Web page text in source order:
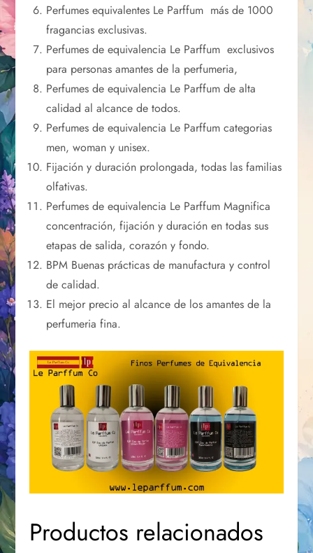
Perfumes equivalentes Le Parffum más de 1000
fragancias exclusivas.
Perfumes de equivalencia Le Parffum exclusivos
para personas amantes de la perfumeria,
Perfumes de equivalencia Le Parffum de alta
calidad al alcance de todos.
Perfumes de equivalencia Le Parffum categorias
men, woman y unisex.
Fijación y duración prolongada, todas las familias
olfativas.
Perfumes de equivalencia Le Parffum Magnifica
concentración, fijación y duración en todas sus
etapas de salida, corazón y fondo.
BPM Buenas prácticas de manufactura y control
de calidad.
El mejor precio al alcance de los amantes de la
perfumeria fina.
Productos relacionados